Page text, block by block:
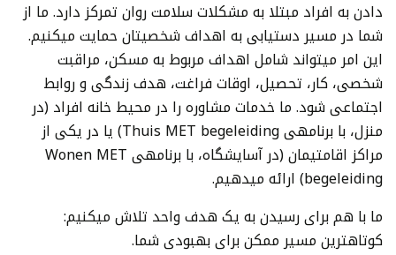
دادن به افراد مبتلا به مشکلات سلامت روان تمرکز دارد. ما از
شما در مسیر دستیابی به اهداف شخصیتان حمایت میکنیم.
این امر میتواند شامل اهداف مربوط به مسکن، مراقبت
شخصی، کار، تحصیل، اوقات فراغت، هدف زندگی و روابط
اجتماعی شود. ما خدمات مشاوره را در محیط خانه افراد (در
منزل، با برنامهی Thuis MET begeleiding) یا در یکی از
مراکز اقامتیمان (در آسایشگاه، با برنامهی Wonen MET
begeleiding) ارائه میدهیم.
ما با هم برای رسیدن به یک هدف واحد تلاش میکنیم:
کوتاهترین مسیر ممکن برای بهبودی شما.